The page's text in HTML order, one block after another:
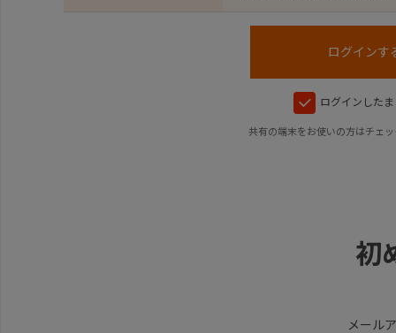
ログインした
共有の端末をお使いの方はチェ
初
メール